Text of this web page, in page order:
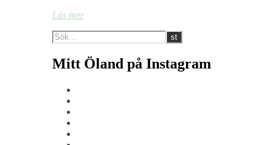
Läs mer
Mitt Öland på Instagram